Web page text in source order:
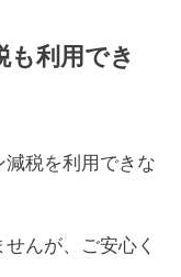
も利用でき
税を利用できな
んが、ご安心く